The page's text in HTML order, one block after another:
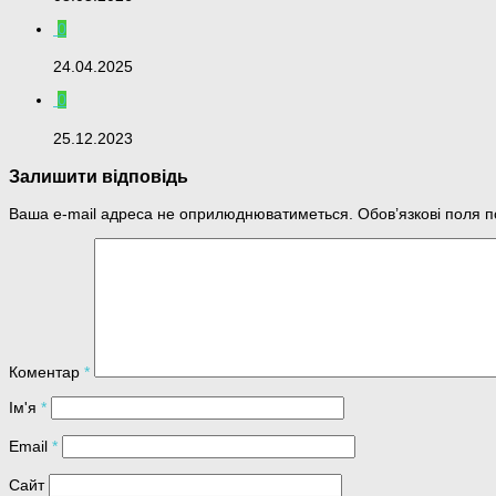
0
24.04.2025
0
25.12.2023
Залишити відповідь
Ваша e-mail адреса не оприлюднюватиметься. Обов’язкові поля
Коментар *
Ім'я *
Email *
Сайт